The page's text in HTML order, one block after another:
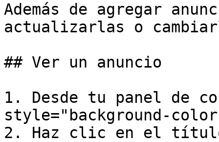
Además de agregar
actualizarlas o
## Ver un anuncio
1. Desde tu panel de
style="background-
2. Haz clic en el